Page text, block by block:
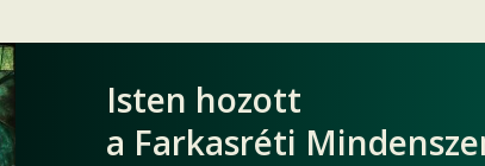
Isten hozott
a Farkasréti